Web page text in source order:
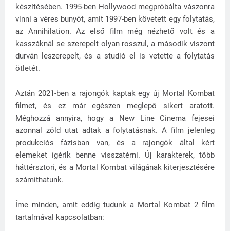
készítésében. 1995-ben Hollywood megpróbálta vászonra
vinni a véres bunyót, amit 1997-ben követett egy folytatás,
az Annihilation. Az első film még nézhető volt és a
kasszáknál se szerepelt olyan rosszul, a második viszont
durván leszerepelt, és a studió el is vetette a folytatás
ötletét.
Aztán 2021-ben a rajongók kaptak egy új Mortal Kombat
filmet, és ez már egészen meglepő sikert aratott.
Méghozzá annyira, hogy a New Line Cinema fejesei
azonnal zöld utat adtak a folytatásnak. A film jelenleg
produkciós fázisban van, és a rajongók által kért
elemeket ígérik benne visszatérni. Új karakterek, több
háttérsztori, és a Mortal Kombat világának kiterjesztésére
számíthatunk.
Íme minden, amit eddig tudunk a Mortal Kombat 2 film
tartalmával kapcsolatban: